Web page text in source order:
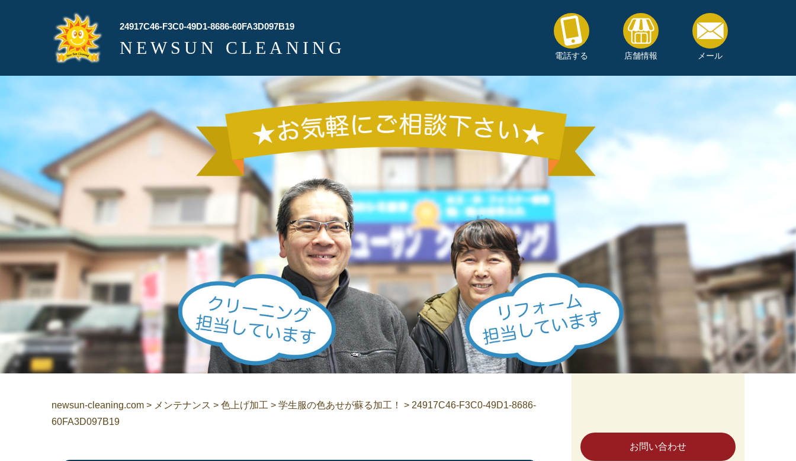
24917C46-F3C0-49D1-8686-60FA3D097B19
NEWSUN CLEANING 電話する 店舗情報 メール
お問い合わせ
newsun-cleaning.com > メンテナンス > 色上げ加工 > 学生服の色あせが蘇る加工！ > 24917C46-F3C0-49D1-8686-
60FA3D097B19